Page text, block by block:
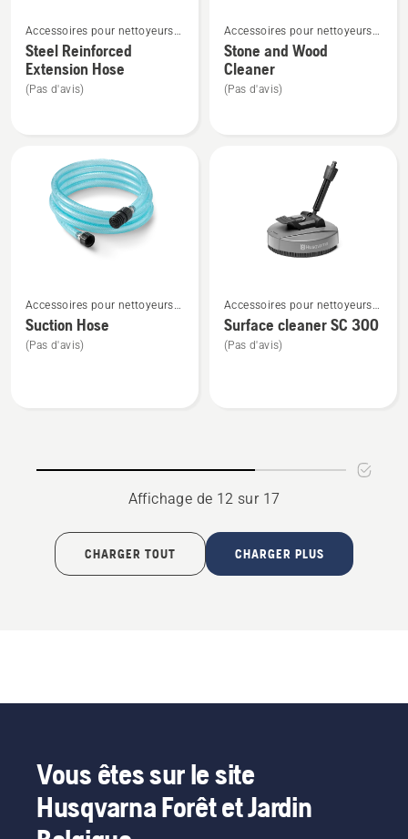
plus
de
détails
sur
Extension
Accessoires pour nettoyeurs
haute pression
Steel Reinforced
Extension Hose
(Pas d'avis)
plus
de
détails
sur
Accessoires pour nettoyeurs
haute pression
Stone and Wood
Cleaner
(Pas d'avis)
plus
de
détails
Accessoires pour nettoyeurs
haute pression
Suction Hose
(Pas d'avis)
plus
de
détails
Accessoires pour nettoyeurs
haute pression
Surface cleaner SC 300
(Pas d'avis)
Affichage de 12 sur 17
CHARGER TOUT CHARGER PLUS
Vous êtes sur le site
Husqvarna Forêt et Jardin